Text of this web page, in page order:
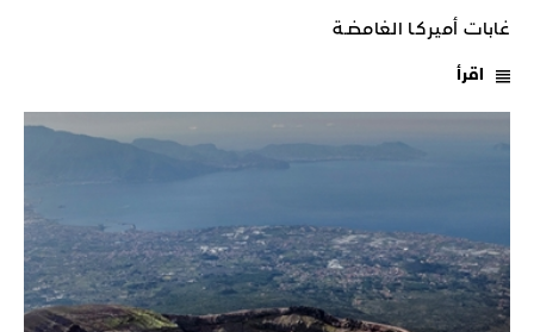
غابات أميركـا الغامضـة
اقرأ